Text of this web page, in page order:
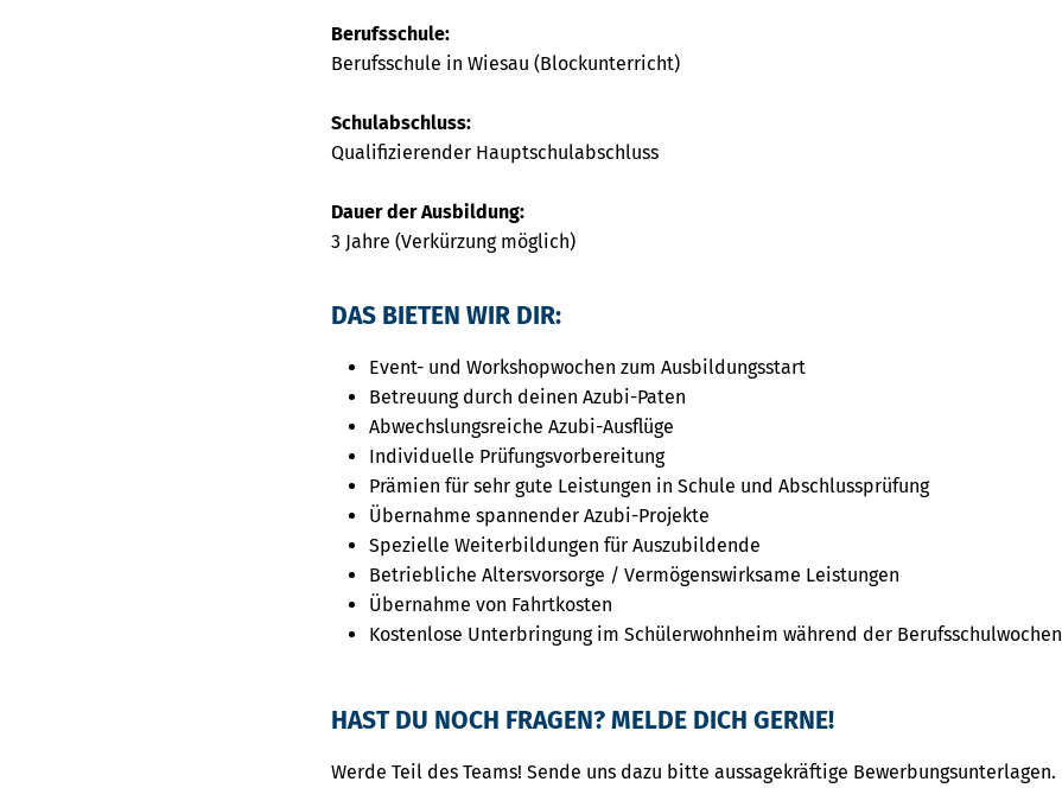
Berufsschule:
Berufsschule in Wiesau (Blockunterricht)
Schulabschluss:
Qualifizierender Hauptschulabschluss
Dauer der Ausbildung:
3 Jahre (Verkürzung möglich)
DAS BIETEN WIR DIR:
Event- und Workshopwochen zum Ausbildungsstart
Betreuung durch deinen Azubi-Paten
Abwechslungsreiche Azubi-Ausflüge
Individuelle Prüfungsvorbereitung
Prämien für sehr gute Leistungen in Schule und Abschlussprüfung
Übernahme spannender Azubi-Projekte
Spezielle Weiterbildungen für Auszubildende
Betriebliche Altersvorsorge / Vermögenswirksame Leistungen
Übernahme von Fahrtkosten
Kostenlose Unterbringung im Schülerwohnheim während der Berufsschulwochen
HAST DU NOCH FRAGEN? MELDE DICH GERNE!
Werde Teil des Teams! Sende uns dazu bitte aussagekräftige Bewerbungsunterlagen.